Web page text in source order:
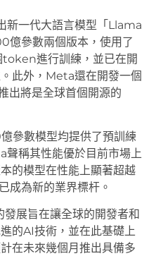
新一代大語言模型「Llama
億參數兩個版本，使用了
進行訓練，並已在開
此外，Meta還在開發一個
出將是全球首個開源的
參數模型均提供了預訓練
稱其性能優於目前市場上
的模型在性能上顯著超越
成為新的業界標杆。
展旨在讓全球的開發者和
的AI技術，並在此基礎上
在未來幾個月推出具備多